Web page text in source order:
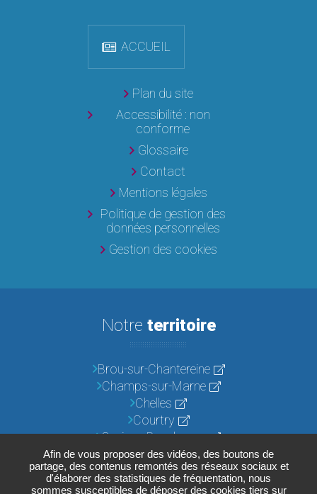
Afin de vous proposer des vidéos, des boutons de
partage, des contenus remontés des réseaux sociaux et
d'élaborer des statistiques de fréquentation, nous
sommes susceptibles de déposer des cookies tiers sur
ACCUEIL
Plan du site
Accessibilité : non
conforme
Glossaire
Contact
Mentions légales
Politique de gestion des
données personnelles
Gestion des cookies
Notre territoire
Brou-sur-Chantereine
Champs-sur-Marne
Chelles
Courtry
Croissy-Beaubourg
Emerainville
Lognes
Noisiel